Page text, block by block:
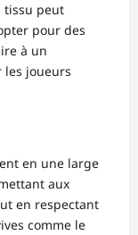
tissu peut
pour des
à un
joueurs
en une large
aux
en respectant
comme le